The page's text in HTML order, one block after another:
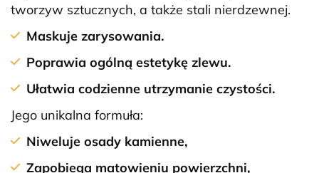
tworzyw sztucznych, a także stali nierdzewnej.
Maskuje zarysowania.
Poprawia ogólną estetykę zlewu.
Ułatwia codzienne utrzymanie czystości.
Jego unikalna formuła:
Niweluje osady kamienne,
Zapobiega matowieniu powierzchni,